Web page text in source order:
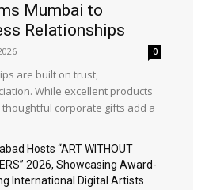
Mumbai to
Relationships
0
are built on trust,
While excellent products
corporate gifts add a
Hosts “ART WITHOUT
2026, Showcasing Award-
International Digital Artists